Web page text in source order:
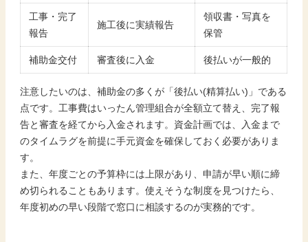
工事・完了
報告
施工後に実績報告
領収書・写真を
保管
補助金交付 審査後に入金 後払いが一般的
注意したいのは、補助金の多くが「後払い(精算払い)」である
点です。工事費はいったん管理組合が全額立て替え、完了報
告と審査を経てから入金されます。資金計画では、入金まで
のタイムラグを前提に手元資金を確保しておく必要がありま
す。
また、年度ごとの予算枠には上限があり、申請が早い順に締
め切られることもあります。使えそうな制度を見つけたら、
年度初めの早い段階で窓口に相談するのが実務的です。